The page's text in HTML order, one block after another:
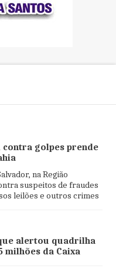
contra golpes prende
na Região
suspeitos de fraudes
leilões e outros crimes
alertou quadrilha
milhões da Caixa